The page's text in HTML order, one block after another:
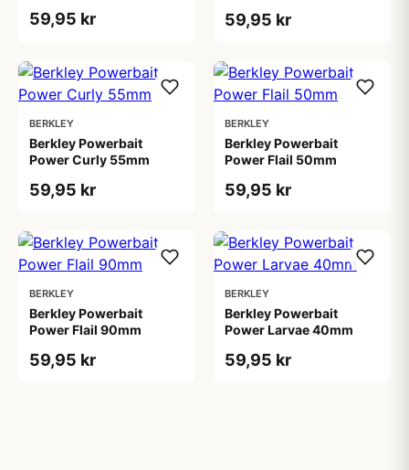
59,95 kr 59,95 kr
BERKLEY
Berkley Powerbait
Power Curly 55mm
59,95 kr
BERKLEY
Berkley Powerbait
Power Flail 50mm
59,95 kr
BERKLEY
Berkley Powerbait
Power Flail 90mm
59,95 kr
BERKLEY
Berkley Powerbait
Power Larvae 40mm
59,95 kr